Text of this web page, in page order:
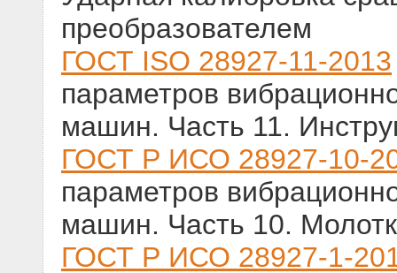
преобразователем
ГОСТ ISO 28927-11-2013
параметров
машин. Часть 11.
ГОСТ Р ИСО 28927-10-
параметров
машин. Часть 10.
ГОСТ Р ИСО 28927-1-